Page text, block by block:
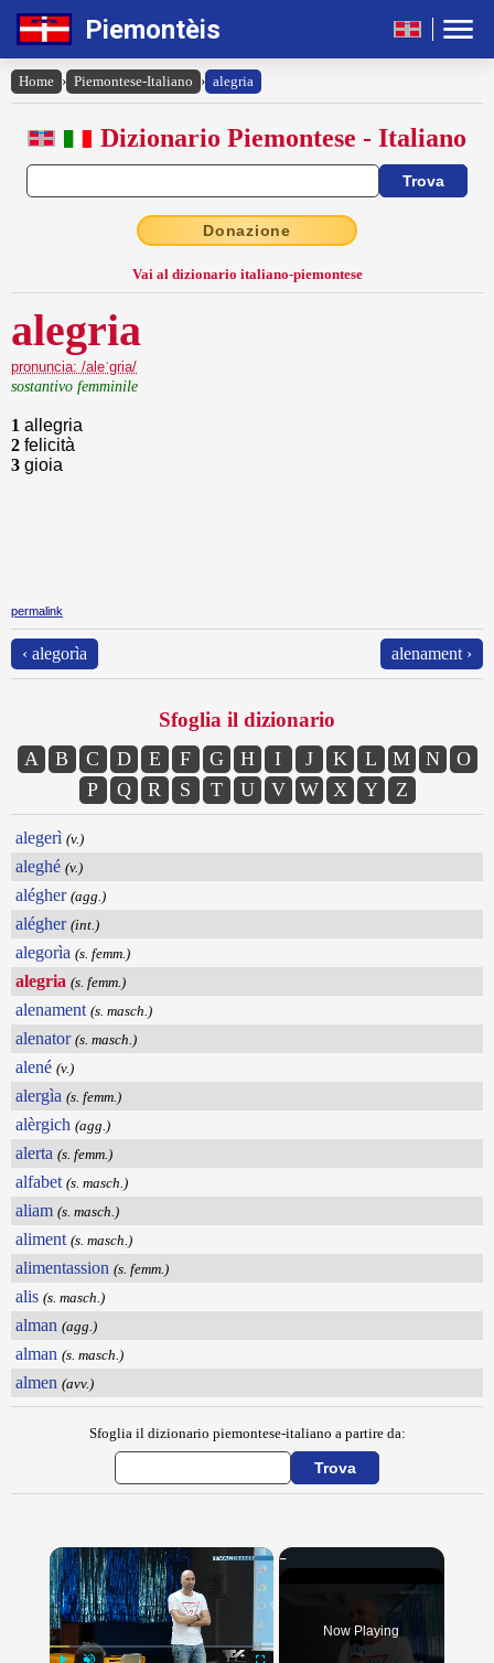
Piemontèis
Home › Piemontese-Italiano › alegria
Dizionario Piemontese - Italiano
Donazione
Vai al dizionario italiano-piemontese
alegria
pronuncia: /aleˈgria/
sostantivo femminile
1 allegria
2 felicità
3 gioia
permalink
‹ alegorìa alenament ›
Sfoglia il dizionario
A B C D E F G H I J K L M N
O
P
Q R S T U V W X Y Z
alegerì (v.)
aleghé (v.)
alégher (agg.)
alégher (int.)
alegorìa (s. femm.)
alegria (s. femm.)
alenament (s. masch.)
alenator (s. masch.)
alené (v.)
alergìa (s. femm.)
alèrgich (agg.)
alerta (s. femm.)
alfabet (s. masch.)
aliam (s. masch.)
aliment (s. masch.)
alimentassion (s. femm.)
alis (s. masch.)
alman (agg.)
alman (s. masch.)
almen (avv.)
Sfoglia il dizionario piemontese-italiano a partire da:
×
Now Playing